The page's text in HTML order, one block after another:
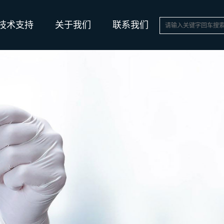
术支持 关于我们 联系我们